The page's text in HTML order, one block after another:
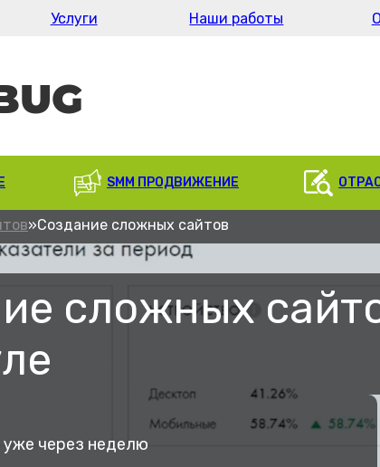
Услуги Наши работы
SMM ПРОДВИЖЕНИЕ
»Создание сложных сайтов
сложных
уже через неделю